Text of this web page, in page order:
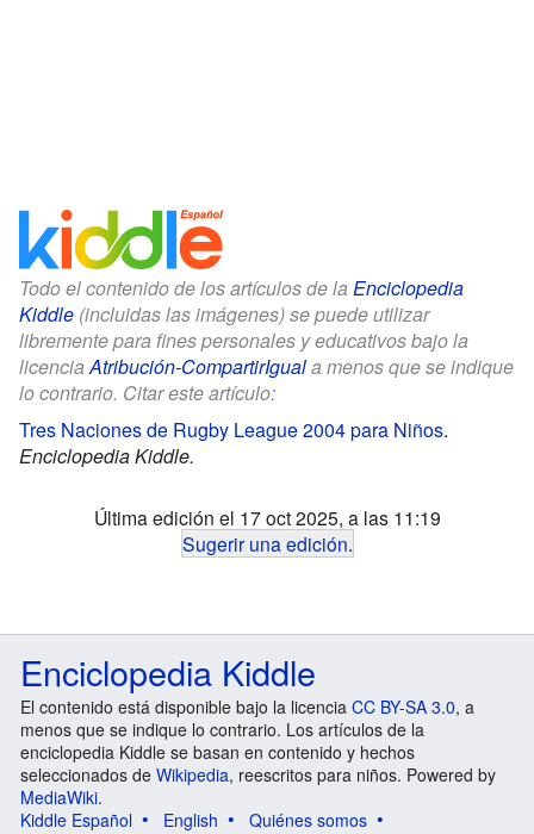
Todo el contenido de los artículos de la Enciclopedia
Kiddle (incluidas las imágenes) se puede utilizar
libremente para fines personales y educativos bajo la
licenciaAtribución-CompartirIguala menos que se indique
lo contrario. Citar este artículo:
Tres Naciones de Rugby League 2004 para Niños.
Enciclopedia Kiddle.
Última edición el 17 oct 2025, a las 11:19
Sugerir una edición.
Enciclopedia Kiddle
El contenido está disponible bajo la licencia CC BY-SA 3.0, a
menos que se indique lo contrario. Los artículos de la
enciclopedia Kiddle se basan en contenido y hechos
seleccionados de Wikipedia, reescritos para niños. Powered by
MediaWiki.
Kiddle Español
English
Quiénes somos